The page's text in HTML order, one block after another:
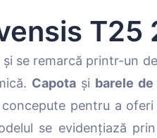
și se remarcă printr-un
Capota și barele
pentru a
se evidențiază